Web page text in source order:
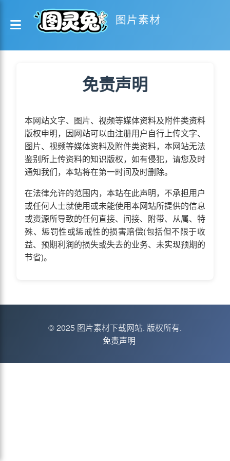
图片素材
免责声明
本网站文字、图片、视频等媒体资料及附件类资料
版权申明，因网站可以由注册用户自行上传文字、
图片、视频等媒体资料及附件类资料，本网站无法
鉴别所上传资料的知识版权，如有侵犯，请您及时
通知我们，本站将在第一时间及时删除。
在法律允许的范围内，本站在此声明，不承担用户
或任何人士就使用或未能使用本网站所提供的信息
或资源所导致的任何直接、间接、附带、从属、特
殊、惩罚性或惩戒性的损害赔偿(包括但不限于收
益、预期利润的损失或失去的业务、未实现预期的
节省)。
© 2025 图片素材下载网站. 版权所有.
免责声明